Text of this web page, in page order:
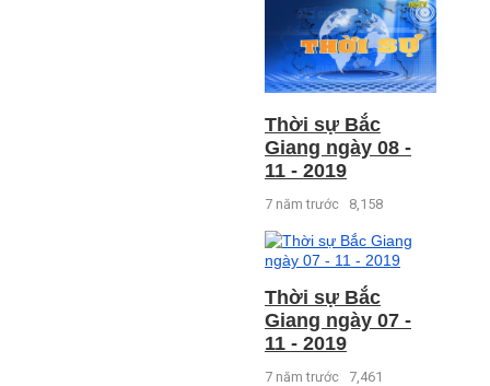
Thời sự Bắc
Giang ngày 08 -
11 - 2019
7 năm trước 8,158
Thời sự Bắc
Giang ngày 07 -
11 - 2019
7 năm trước 7,461